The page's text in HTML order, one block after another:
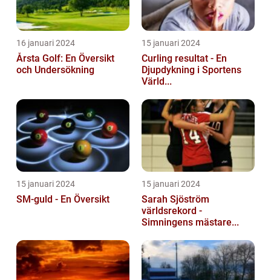
16 januari 2024
Årsta Golf: En Översikt
och Undersökning
15 januari 2024
Curling resultat - En
Djupdykning i Sportens
Värld...
15 januari 2024
SM-guld - En Översikt
15 januari 2024
Sarah Sjöström
världsrekord -
Simningens mästare...